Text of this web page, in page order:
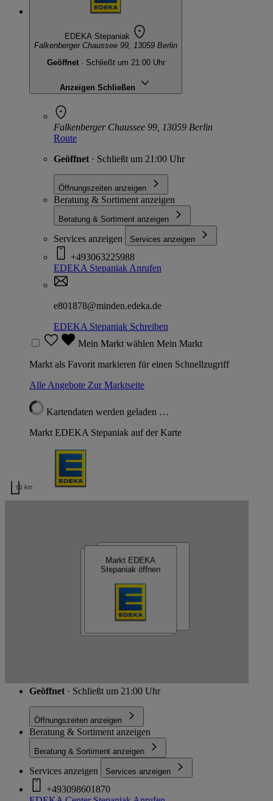
EDEKA Stepaniak
Falkenberger Chaussee 99, 13059 Berlin
Geöffnet · Schließt um 21:00 Uhr
Anzeigen Schließen
Falkenberger Chaussee 99, 13059 Berlin
Route
Geöffnet · Schließt um 21:00 Uhr
Öffnungszeiten anzeigen
Beratung & Sortiment anzeigen
Beratung & Sortiment anzeigen
Services anzeigen Services anzeigen
+493063225988
EDEKA Stepaniak Anrufen
e801878@minden.edeka.de
EDEKA Stepaniak Schreiben
Mein Markt wählen Mein Markt
Markt als Favorit markieren für einen Schnellzugriff
Alle Angebote Zur Marktseite
Kartendaten werden geladen …
Markt EDEKA Stepaniak auf der Karte
Markt EDEKA Center
Stepaniak öffnen
Markt EDEKA
Stepaniak öffnen
Markt EDEKA
Stepaniak öffnen
10 km
Geöffnet · Schließt um 21:00 Uhr
Öffnungszeiten anzeigen
Beratung & Sortiment anzeigen
Beratung & Sortiment anzeigen
Services anzeigen Services anzeigen
+493098601870